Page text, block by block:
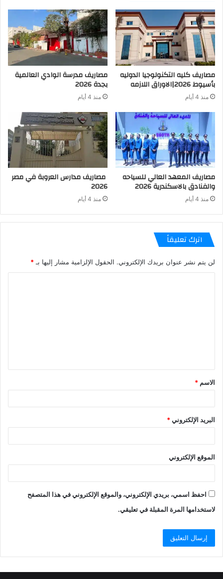
مصاريف كليه التكنولوجيا الدوليه
بأسيوط 2026|الاوراق اللازمه
منذ 4 أيام
مصاريف مدرسة الوادي العالمية
بجدة 2026
منذ 4 أيام
مصاريف المعهد العالي للسياحه
والفنادق بالاسكندرية 2026
منذ 4 أيام
مصاريف مدارس العروبة في مصر
2026
منذ 4 أيام
اترك تعليقاً
لن يتم نشر عنوان بريدك الإلكتروني. الحقول الإلزامية مشار إليها بـ*
الاسم *
البريد الإلكتروني*
الموقع الإلكتروني
احفظ اسمي، بريدي الإلكتروني، والموقع الإلكتروني في هذا المتصفح
لاستخدامها المرة المقبلة في تعليقي.